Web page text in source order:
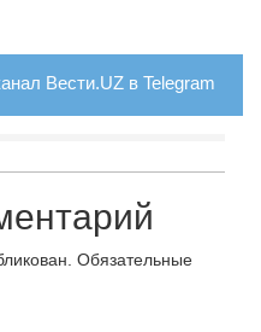
Вести.UZ в Telegram
Обязательные